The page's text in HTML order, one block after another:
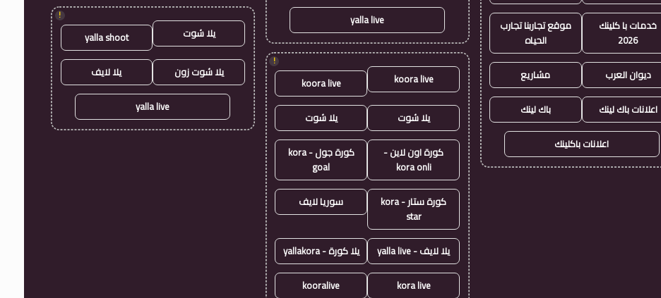
خدمات با كلينك
2026
موقع تجاربنا تجارب
الحياه
ديوان العرب مشاريع
اعلانات باك لينك باك لينك
اعلانات باكلينك
yalla live
!
koora live
koora live
يلا شوت يلا شوت
كورة اون لاين -
kora onli
كورة جول - kora
goal
كورة ستار - kora
star
سوريا لايف
يلا لايف - yalla live يلا كورة - yallakora
kora live
kooralive
!
يلا شوت yalla shoot
يلا شوت زون يلا لايف
yalla live